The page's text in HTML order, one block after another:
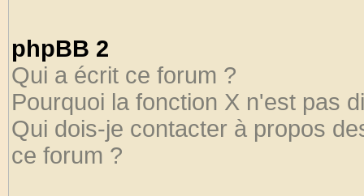
phpBB 2
Qui a écrit ce forum ?
Pourquoi la fonction X n'est pas
Qui dois-je contacter à propos
ce forum ?